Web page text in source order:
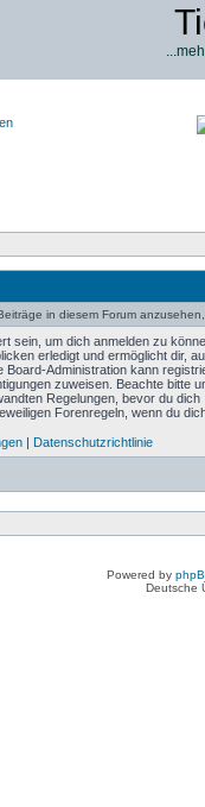
in diesem Forum
sein, um dich anmelden zu
erledigt und ermöglicht dir,
Board-Administration kann
zuweisen. Beachte bitte
Regelungen, bevor du dich
Forenregeln, wenn du
| Datenschutzrichtlinie
Powered by
Deutsche